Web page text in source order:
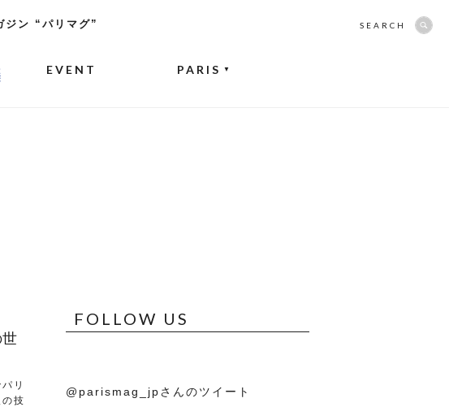
ジン “パリマグ”
EVENT PARIS ▼
SEARCH
リ
技
FOLLOW US
@parismag_jpさんのツイート